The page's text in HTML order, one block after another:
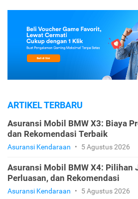
ARTIKEL TERBARU
Asuransi Mobil BMW X3: Biaya
dan Rekomendasi Terbaik
Asuransi Kendaraan • 5 Agustus 2026
Asuransi Mobil BMW X4: Pilihan
Perluasan, dan Rekomendasi
Asuransi Kendaraan • 5 Agustus 2026